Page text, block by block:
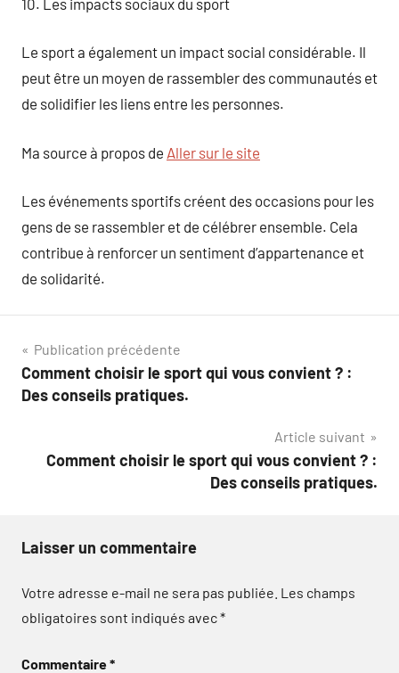
Le sport a également un impact social considérable. Il
peut être un moyen de rassembler des communautés et
de solidifier les liens entre les personnes.
Ma source à propos de Aller sur le site
Les événements sportifs créent des occasions pour les
gens de se rassembler et de célébrer ensemble. Cela
contribue à renforcer un sentiment d’appartenance et
de solidarité.
Navigation
de
Publication précédente
Comment choisir le sport qui vous convient ? :
Des conseils pratiques.
Article suivant
Comment choisir le sport qui vous convient ? :
Des conseils pratiques.
Laisser un commentaire
Votre adresse e-mail ne sera pas publiée. Les champs
obligatoires sont indiqués avec*
Commentaire*